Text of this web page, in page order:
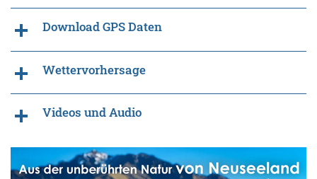
Download GPS Daten
Wettervorhersage
Videos und Audio